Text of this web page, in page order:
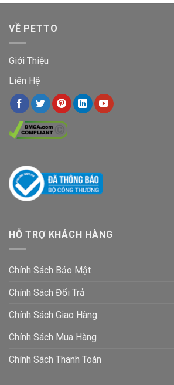
VỀ PETTO
Giới Thiệu
Liên Hệ
HỖ TRỢ KHÁCH HÀNG
Chính Sách Bảo Mật
Chính Sách Đổi Trả
Chính Sách Giao Hàng
Chính Sách Mua Hàng
Chính Sách Thanh Toán